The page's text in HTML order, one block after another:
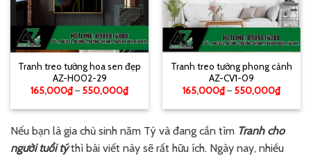
Tranh treo tường hoa sen đẹp
AZ-H002-29
165,000₫– 550,000₫
Tranh treo tường phong cảnh
AZ-CV1-09
165,000₫– 550,000₫
Nếu bạn là gia chủ sinh năm Tý và đang cần tìm Tranh cho
người tuổi týthì bài viết này sẽ rất hữu ích. Ngày nay, nhiều